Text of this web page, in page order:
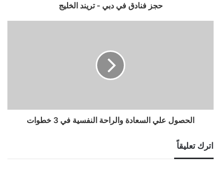
حجز فنادق في دبي - تريند الخليج
الحصول علي السعادة والراحة النفسية في 3 خطوات
اترك تعليقاً